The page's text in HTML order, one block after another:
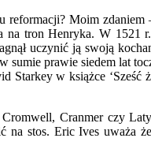
Moim
na tron Henryka. W
uczynić ją swoją
sumie prawie siedem lat
Starkey w książce
Cranmer czy
stos. Eric Ives uważa